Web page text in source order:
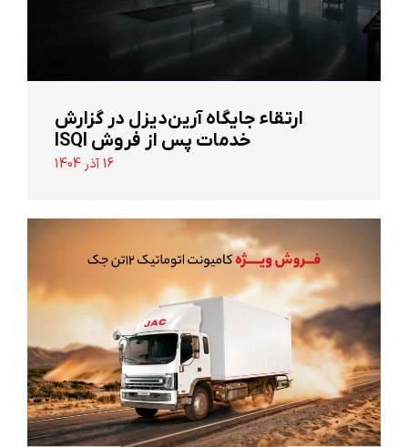
ارتقاء جایگاه آرین‌دیزل در گزارش
خدمات پس از فروش ISQI
16 آذر 1404